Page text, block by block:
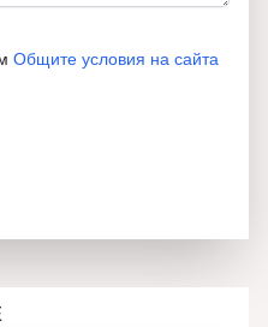
Общите условия на сайта